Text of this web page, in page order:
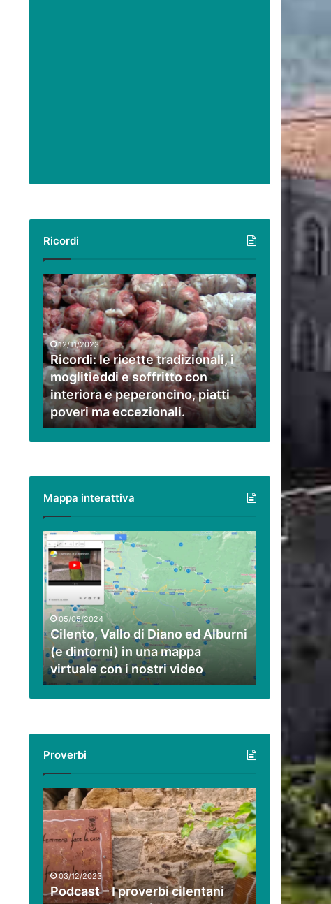
Ricordi
Ricordi:
le
ricette
tradizionali,
i
moglitieddi
e
soffritto
con
interiora
e
peperoncino,
eccezionali.
12/11/2023
Ricordi: le ricette tradizionali, i
moglitieddi e soffritto con
interiora e peperoncino, piatti
poveri ma eccezionali.
Mappa interattiva
Cilento,
Vallo
di
Diano
Alburni
(e
dintorni)
in
una
mappa
virtuale
video
05/05/2024
Cilento, Vallo di Diano ed Alburni
(e dintorni) in una mappa
virtuale con i nostri video
Proverbi
Podcast
–
I
proverbi
cilentani
raccontati
da
Guido
03/12/2023
Podcast – I proverbi cilentani